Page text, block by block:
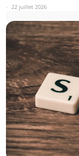
22 juillet 2026